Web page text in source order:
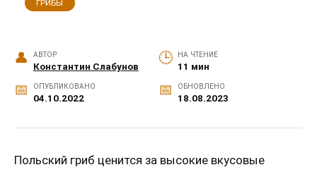
ГРИБЫ
АВТОР
Константин Слабунов
НА ЧТЕНИЕ
11 мин
ОПУБЛИКОВАНО
04.10.2022
ОБНОВЛЕНО
18.08.2023
Польский гриб ценится за высокие вкусовые